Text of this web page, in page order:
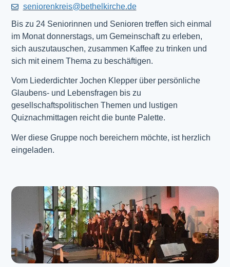
seniorenkreis@bethelkirche.de
Bis zu 24 Seniorinnen und Senioren treffen sich einmal
im Monat donnerstags, um Gemeinschaft zu erleben,
sich auszutauschen, zusammen Kaffee zu trinken und
sich mit einem Thema zu beschäftigen.
Vom Liederdichter Jochen Klepper über persönliche
Glaubens- und Lebensfragen bis zu
gesellschaftspolitischen Themen und lustigen
Quiznachmittagen reicht die bunte Palette.
Wer diese Gruppe noch bereichern möchte, ist herzlich
eingeladen.